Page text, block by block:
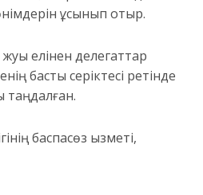
ұсынып отыр.
елінен делегаттар
басты серіктесі ретінде
таңдалған.
баспасөз қызметі,